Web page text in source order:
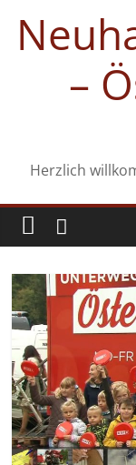
Inhalt
springen –
Herzlich